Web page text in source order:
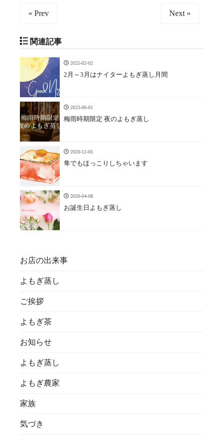
« Prev Next »
関連記事
2025-02-02
2月～3月はナイターよもぎ蒸し月間
2023-06-01
梅雨時期限定 夜のよもぎ蒸し
2020-12-05
隼でもほっこりしちゃいます
2020-04-08
お誕生日よもぎ蒸し
お店の出来事
よもぎ蒸し
ご挨拶
よもぎ茶
お知らせ
よもぎ蒸し
よもぎ農家
家族
気づき